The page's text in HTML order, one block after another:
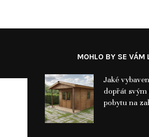
MOHLO BY SE VÁM
Jaké
dopřát
pobytu na